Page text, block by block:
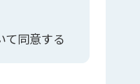
て同意する